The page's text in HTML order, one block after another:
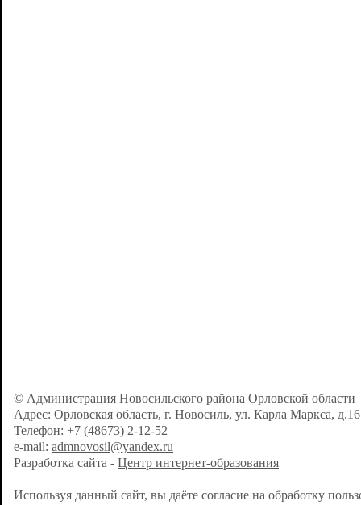
© Администрация Новосильского района Орловской области
Адрес: Орловская область, г. Новосиль, ул. Карла Маркса, д.16
Телефон: +7 (48673) 2-12-52
e-mail: admnovosil@yandex.ru
Разработка сайта - Центр интернет-образования
Используя данный сайт, вы даёте согласие на обработку